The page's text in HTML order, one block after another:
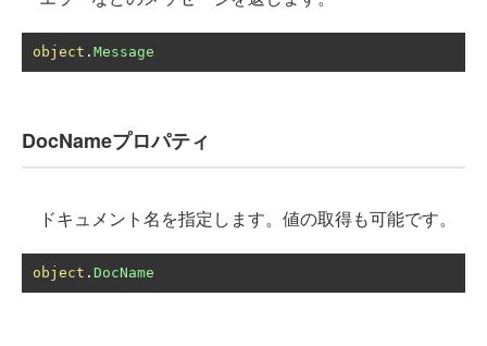
object . Message
DocNameプロパティ
ドキュメント名を指定します。値の取得も可能です。
object . DocName